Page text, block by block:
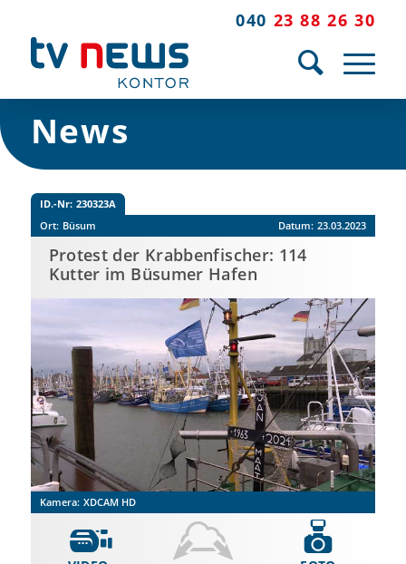
040 23 88 26 30
News
ID.-Nr: 230323A
Ort: Büsum Datum: 23.03.2023
Protest der Krabbenfischer: 114
Kutter im Büsumer Hafen
Kamera: XDCAM HD